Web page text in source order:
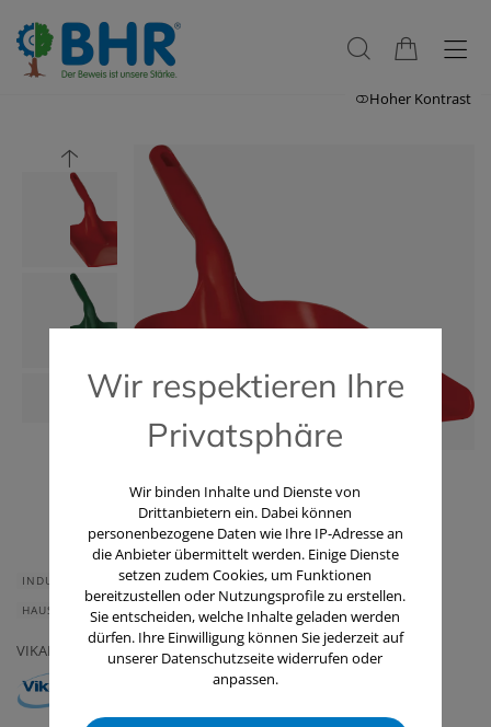
Hoher Kontrast
INDUSTRIE & HANDWERK
GASTRONOMIE & HOTELLERIE
HAUS & HEIM
GERÄTE & ZUBEHÖR
VIKAN
Wir respektieren Ihre
Privatsphäre
Wir binden Inhalte und Dienste von
Drittanbietern ein. Dabei können
personenbezogene Daten wie Ihre IP-Adresse an
die Anbieter übermittelt werden. Einige Dienste
setzen zudem Cookies, um Funktionen
bereitzustellen oder Nutzungsprofile zu erstellen.
Sie entscheiden, welche Inhalte geladen werden
dürfen. Ihre Einwilligung können Sie jederzeit auf
unserer Datenschutzseite widerrufen oder
anpassen.